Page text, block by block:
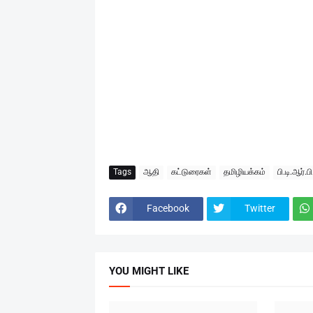
Tags ஆதி கட்டுரைகள் தமிழியக்கம்
Facebook Twitter
YOU MIGHT LIKE